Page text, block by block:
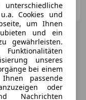
Cookies und
um Ihnen
und ein
gewährleisten.
unseres
bei einem
passende
oder
Nachrichten